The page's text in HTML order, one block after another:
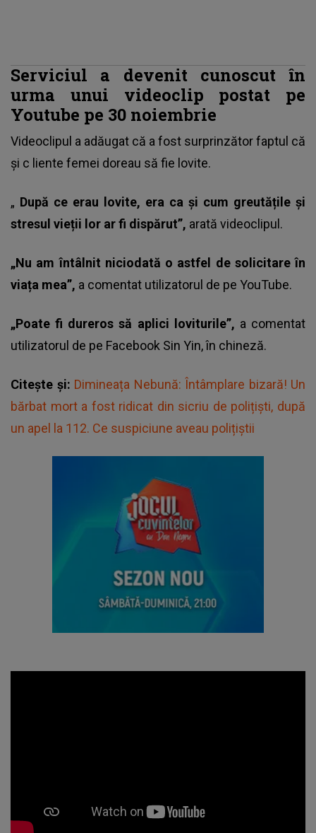
Serviciul a devenit cunoscut în
urma unui videoclip postat pe
Youtube pe 30 noiembrie
Videoclipul a adăugat că a fost surprinzător faptul că
și c liente femei doreau să fie lovite.
„ După ce erau lovite, era ca și cum greutățile și
stresul vieții lor ar fi dispărut”, arată videoclipul.
„Nu am întâlnit niciodată o astfel de solicitare în
viața mea”, a comentat utilizatorul de pe YouTube.
„Poate fi dureros să aplici loviturile”, a comentat
utilizatorul de pe Facebook Sin Yin, în chineză.
Citește și: Dimineața Nebună: Întâmplare bizară! Un
bărbat mort a fost ridicat din sicriu de polițiști, după
un apel la 112. Ce suspiciune aveau polițiștii